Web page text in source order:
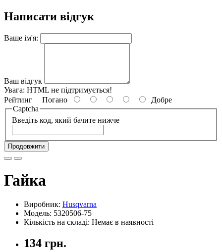
Написати відгук
Ваше ім'я:
Ваш відгук
Увага: HTML не підтримується!
Рейтинг Погано
Добре
Captcha
Введіть код, який бачите нижче
Продовжити
Гайка
Виробник: Husqvarna
Модель: 5320506-75
Кількість на складі: Немає в наявності
134 грн.